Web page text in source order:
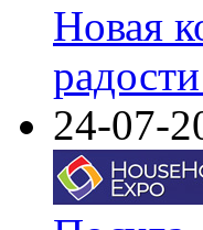
Новая
24-07-